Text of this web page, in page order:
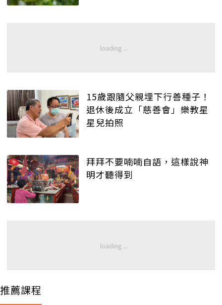
15歲跟隨父親埋下行善種子！
退休後成立「慈善會」樂教星
星兒拍照
拜拜不要喃喃自語，這樣說神
明才聽得到
推薦課程